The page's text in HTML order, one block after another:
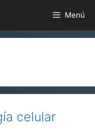
Menú
celular